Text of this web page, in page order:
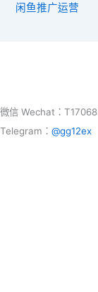
闲鱼推广运营
微信 Wechat：T17068
Telegram： @gg12ex